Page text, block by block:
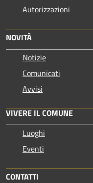
Autorizzazioni
NOVITÀ
Notizie
Comunicati
Avvisi
VIVERE IL COMUNE
Luoghi
Eventi
CONTATTI